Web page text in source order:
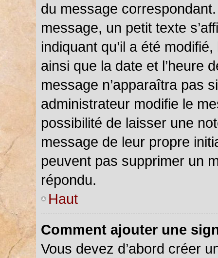
du message
message, un petit texte
indiquant qu’il a été
ainsi que la date et l’heure
message n’apparaîtra pas
administrateur modifie le
possibilité de laisser une
message de leur propre
peuvent pas supprimer un
répondu.
Haut
Comment ajouter une
Vous devez d’abord créer